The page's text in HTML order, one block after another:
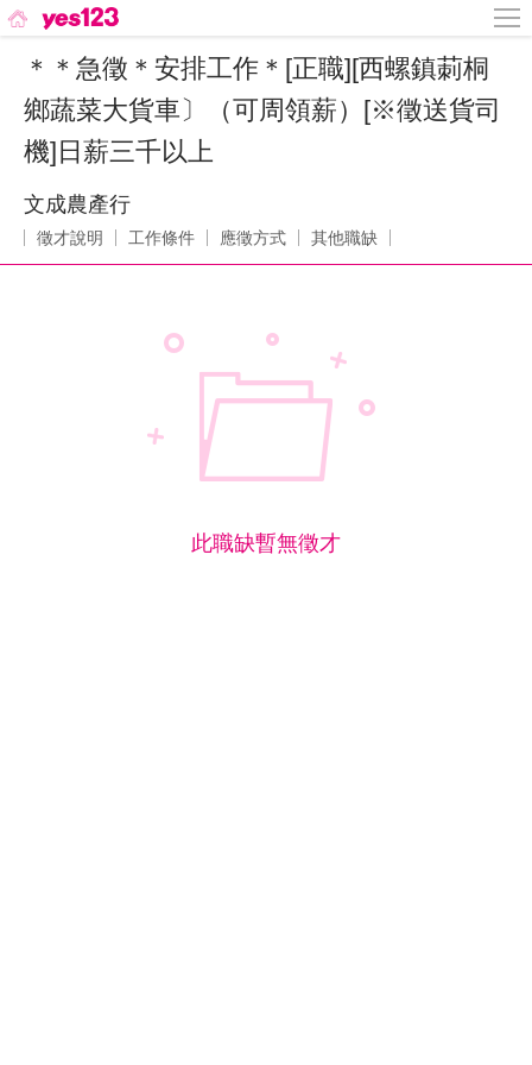
＊＊急徵＊安排工作＊[正職][西螺鎮莿桐
鄉蔬菜大貨車〕（可周領薪）[※徵送貨司
機]日薪三千以上
文成農產行
徵才說明 工作條件 應徵方式 其他職缺
此職缺暫無徵才